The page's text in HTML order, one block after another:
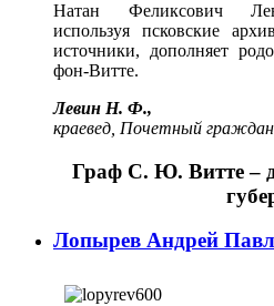
Натан Феликсович
используя псковские
источники, дополняет
фон-Витте.
Левин Н. Ф.,
краевед, Почетный
Граф С. Ю. Витте –
Лопырев Андрей